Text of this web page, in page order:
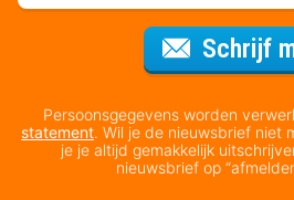
Schrijf
Persoonsgegevens worden
statement. Wil je de nieuwsbrief niet
je je altijd gemakkelijk
nieuwsbrief op